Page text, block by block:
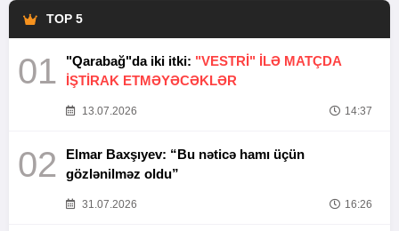
TOP 5
01 "Qarabağ"da iki itki: "VESTRİ" İLƏ MATÇDA
İŞTİRAK ETMƏYƏCƏKLƏR
13.07.2026 14:37
02
Elmar Baxşıyev: “Bu nəticə hamı üçün
gözlənilməz oldu”
31.07.2026 16:26